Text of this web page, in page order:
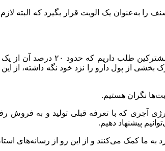
به‌عنوان یک الویت قرار بگیرد که البته
وی ادامه داد: ماهانه باید ۲۳ هزار میلیارد تومان از محل فروش سوخت به
بخشی از پول دارو را نزد خود نگه داشته، از
نگران هستیم.
آجری که با تعرفه قبلی تولید و به فروش
پیشنهاد دهیم.
ما کمک می‌کنند و از این رو از رسانه‌های